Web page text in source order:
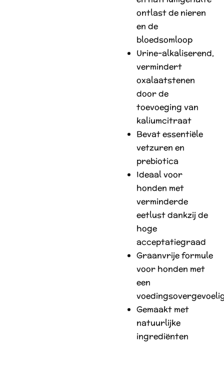
ontlast de nieren
en de
bloedsomloop
Urine-alkaliserend,
vermindert
oxalaatstenen
door de
toevoeging van
kaliumcitraat
Bevat essentiële
vetzuren en
prebiotica
Ideaal voor
honden met
verminderde
eetlust dankzij de
hoge
acceptatiegraad
Graanvrije formule
voor honden met
een
Gemaakt met
natuurlijke
ingrediënten